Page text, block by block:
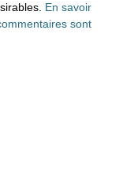
En savoir
sont